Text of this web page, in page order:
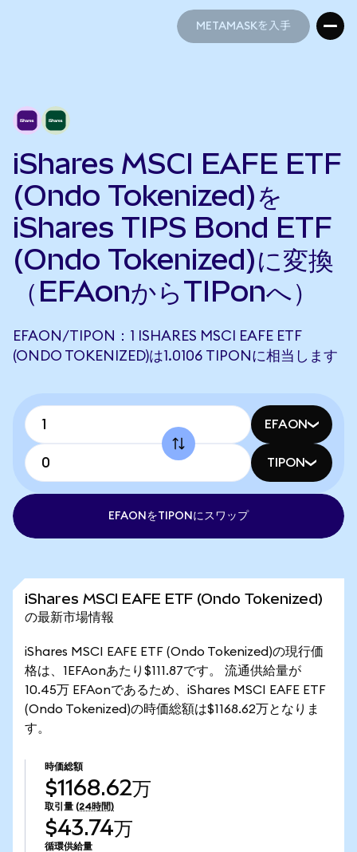
METAMASKを入手
iShares MSCI EAFE ETF
(Ondo Tokenized)を
iShares TIPS Bond ETF
(Ondo Tokenized)に変換
（EFAonからTIPonへ）
EFAON/TIPON：1 ISHARES MSCI EAFE ETF
(ONDO TOKENIZED)は1.0106 TIPONに相当します
EFAON
TIPON
EFAONをTIPONにスワップ
iShares MSCI EAFE ETF (Ondo Tokenized)
の最新市場情報
iShares MSCI EAFE ETF (Ondo Tokenized)の現行価
格は、1EFAonあたり$111.87です。 流通供給量が
10.45万 EFAonであるため、iShares MSCI EAFE ETF
(Ondo Tokenized)の時価総額は$1168.62万となりま
す。
時価総額
$1168.62万
取引量 (24時間)
$43.74万
循環供給量